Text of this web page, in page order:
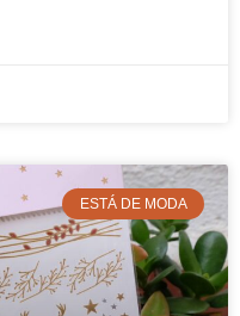
ESTÁ DE MODA